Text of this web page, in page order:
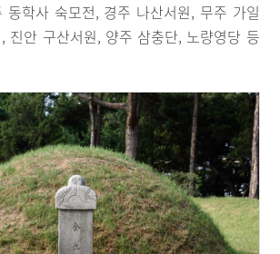
동학사 숙모전, 경주 나산서원, 무주 가일
진안 구산서원, 양주 삼충단, 노량영당 등